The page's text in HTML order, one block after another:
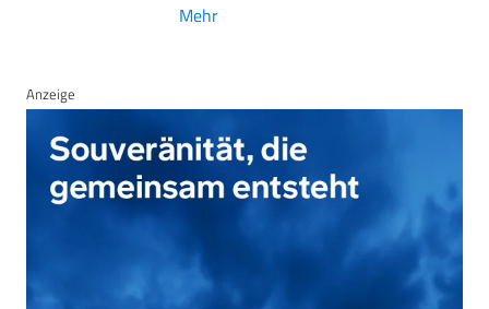
Mehr
Anzeige